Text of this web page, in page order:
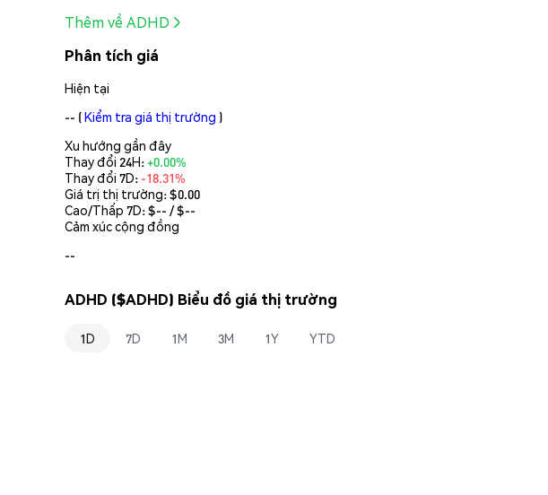
Thêm về ADHD
Phân tích giá
Hiện tại
-- (Kiểm tra giá thị trường )
Xu hướng gần đây
Thay đổi 24H:+0.00%
Thay đổi 7D: -18.31%
Giá trị thị trường:$0.00
Cao/Thấp 7D: $-- / $--
Cảm xúc cộng đồng
--
ADHD ($ADHD) Biểu đồ giá thị trường
1D 7D 1M 3M 1Y YTD